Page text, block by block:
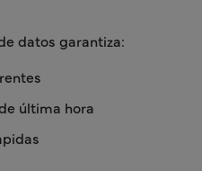
datos garantiza:
última hora